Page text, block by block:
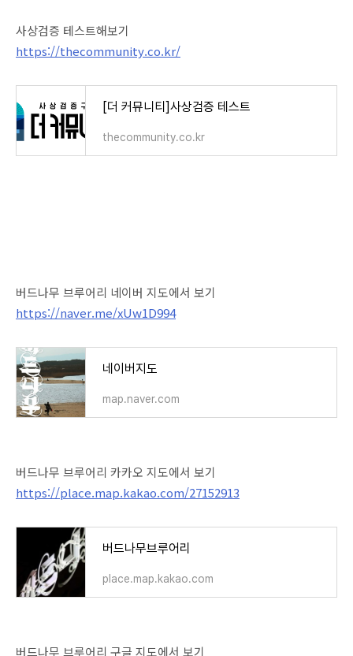
사상검증 테스트해보기
https://thecommunity.co.kr/
[더 커뮤니티]사상검증 테스트
thecommunity.co.kr
버드나무 브루어리 네이버 지도에서 보기
https://naver.me/xUw1D994
네이버지도
map.naver.com
버드나무 브루어리 카카오 지도에서 보기
https://place.map.kakao.com/27152913
버드나무브루어리
place.map.kakao.com
버드나무 브루어리 구글 지도에서 보기